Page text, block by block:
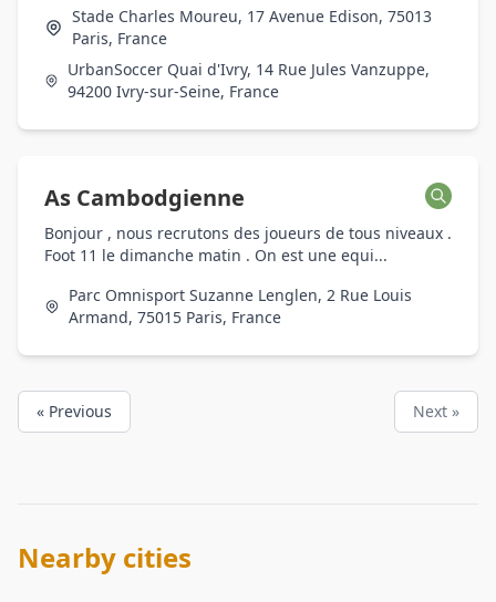
Stade Charles Moureu, 17 Avenue Edison, 75013
Paris, France
UrbanSoccer Quai d'Ivry, 14 Rue Jules Vanzuppe,
94200 Ivry-sur-Seine, France
As Cambodgienne
Bonjour , nous recrutons des joueurs de tous niveaux .
Foot 11 le dimanche matin . On est une equi...
Parc Omnisport Suzanne Lenglen, 2 Rue Louis
Armand, 75015 Paris, France
« Previous Next »
Nearby cities